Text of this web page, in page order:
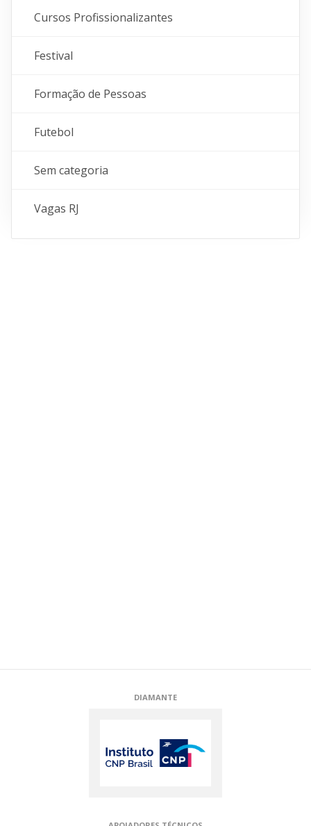
Cursos Profissionalizantes
Festival
Formação de Pessoas
Futebol
Sem categoria
Vagas RJ
DIAMANTE